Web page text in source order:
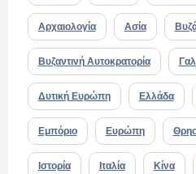
Αρχαιολογία Ασία
Βυζαντινή Αυτοκρατορία
Δυτική Ευρώπη Ελλάδα
Εμπόριο Ευρώπη
Ιστορία Ιταλία Κίνα